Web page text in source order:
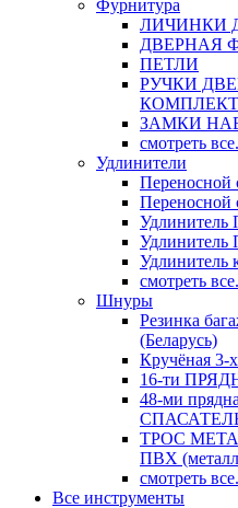
Фурнитура
ЛИЧИНКИ
ДВЕРНАЯ
ПЕТЛИ
РУЧКИ
ЗАМКИ
смотреть
Удлинители
Переносной
Переносной
Удлинитель
Удлинитель
Удлинитель
смотреть
Шнуры
Резинка
(Беларусь)
Кручёная
16-ти
48-ми
ТРОС
ПВХ
смотреть
Все инструменты